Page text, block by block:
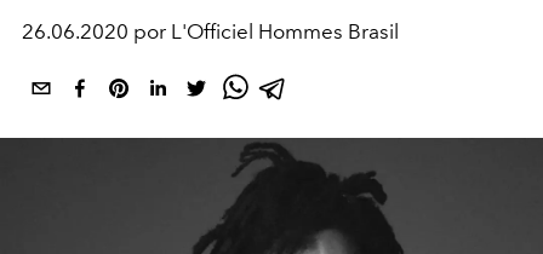
26.06.2020 por L'Officiel Hommes Brasil